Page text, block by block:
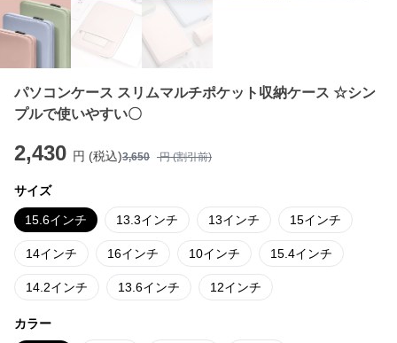
パソコンケース スリムマルチポケット収納ケース ☆シン
プルで使いやすい〇
2,430 円 (税込)3,650 円 (割引前)
サイズ
15.6インチ 13.3インチ 13インチ 15インチ
14インチ 16インチ 10インチ 15.4インチ
14.2インチ 13.6インチ 12インチ
カラー